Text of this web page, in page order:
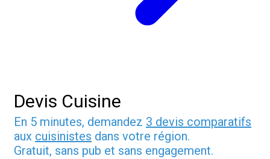
Devis Cuisine
En 5 minutes, demandez 3 devis comparatifs
aux cuisinistes dans votre région.
Gratuit, sans pub et sans engagement.